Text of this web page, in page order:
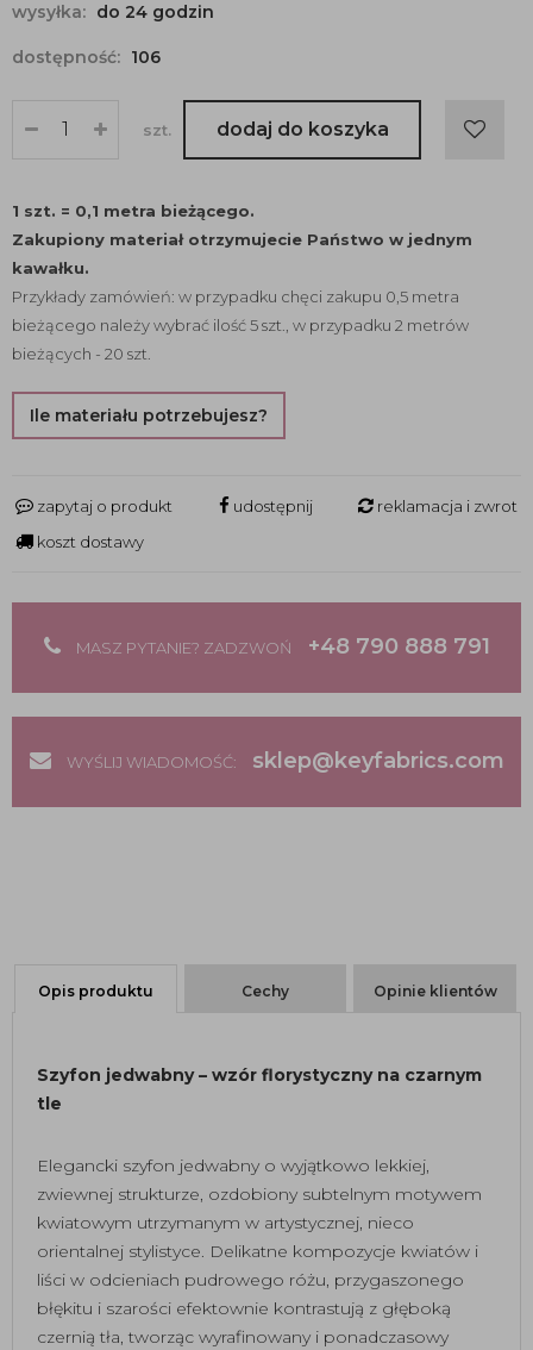
wysyłka: do 24 godzin
dostępność: 106
szt. dodaj do koszyka
1 szt. = 0,1 metra bieżącego.
Zakupiony materiał otrzymujecie Państwo w jednym
kawałku.
Przykłady zamówień: w przypadku chęci zakupu 0,5 metra
bieżącego należy wybrać ilość 5 szt., w przypadku 2 metrów
bieżących - 20 szt.
Ile materiału potrzebujesz?
zapytaj o produkt udostępnij
reklamacja i zwrot
koszt dostawy
MASZ PYTANIE? ZADZWOŃ +48 790 888 791
WYŚLIJ WIADOMOŚĆ: sklep@keyfabrics.com
Opis produktu Cechy Opinie klientów
Szyfon jedwabny – wzór florystyczny na czarnym
tle
Elegancki szyfon jedwabny o wyjątkowo lekkiej,
zwiewnej strukturze, ozdobiony subtelnym motywem
kwiatowym utrzymanym w artystycznej, nieco
orientalnej stylistyce. Delikatne kompozycje kwiatów i
liści w odcieniach pudrowego różu, przygaszonego
błękitu i szarości efektownie kontrastują z głęboką
czernią tła, tworząc wyrafinowany i ponadczasowy